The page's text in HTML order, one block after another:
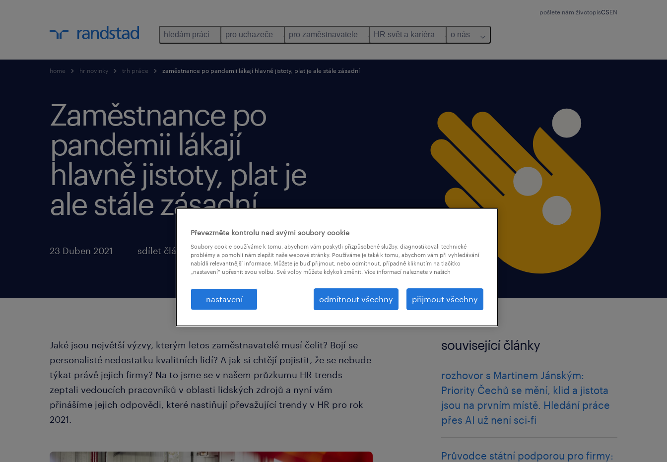
pošlete nám životopisCSEN
hledám práci pro uchazeče pro zaměstnavatele HR svět a kariéra o nás
home hr novinky trh práce zaměstnance po pandemii lákají hlavně jistoty, plat je ale stále zásadní
Zaměstnance po
pandemii lákají
hlavně jistoty, plat je
ale stále zásadní
23 Duben 2021 sdílet článek:
Jaké jsou největší výzvy, kterým letos zaměstnavatelé musí čelit? Bojí se
personalisté nedostatku kvalitních lidí? A jak si chtějí pojistit, že se nebude
týkat právě jejich firmy? Na to jsme se v našem průzkumu HR trends
zeptali vedoucích pracovníků v oblasti lidských zdrojů a nyní vám
přinášíme jejich odpovědi, které nastiňují převažující trendy v HR pro rok
2021.
související články
rozhovor s Martinem Jánským:
Priority Čechů se mění, klid a jistota
jsou na prvním místě. Hledání práce
přes AI už není sci-fi
Průvodce státní podporou pro firmy:
Převezměte kontrolu nad svými soubory cookie
Soubory cookie používáme k tomu, abychom vám poskytli přizpůsobené služby, diagnostikovali technické
problémy a pomohli nám zlepšit naše webové stránky. Používáme je také k tomu, abychom vám při vyhledávání
nabídli relevantnější informace. Můžete je buď přijmout, nebo odmítnout, případně kliknutím na tlačítko
„nastavení“ upřesnit svou volbu. Své volby můžete kdykoli změnit. Více informací naleznete v našich
nastavení odmítnout všechny přijmout všechny